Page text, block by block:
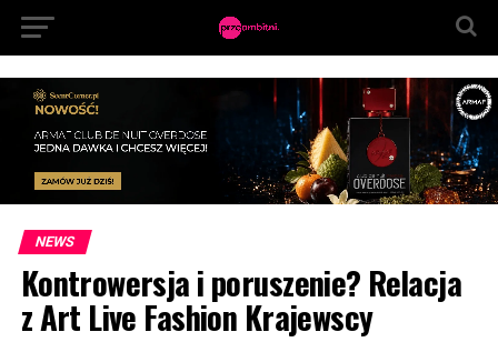
NEWS
Kontrowersja i poruszenie? Relacja
z Art Live Fashion Krajewscy